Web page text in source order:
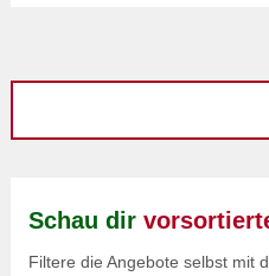
Schau dir
Filtere die Angebote selbst mit